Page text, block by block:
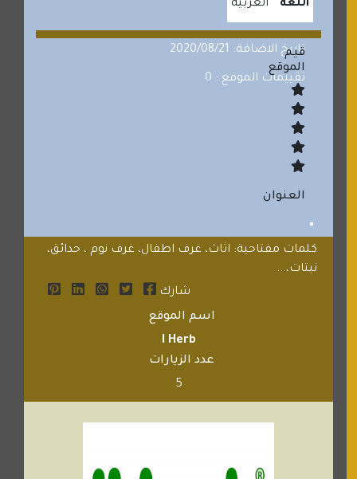
اللغة العربية
تاريخ الاضافة: 2020/08/21
تقييمات الموقع : 0
قيم
الموقع
العنوان
كلمات مفتاحية: اثاث، غرف اطفال، غرف نوم ، حدائق،
نبتات،...
شارك
اسم الموقع
I Herb
عدد الزيارات
5